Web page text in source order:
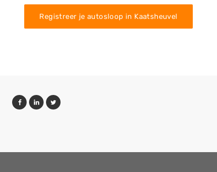
Registreer je autosloop in Kaatsheuvel